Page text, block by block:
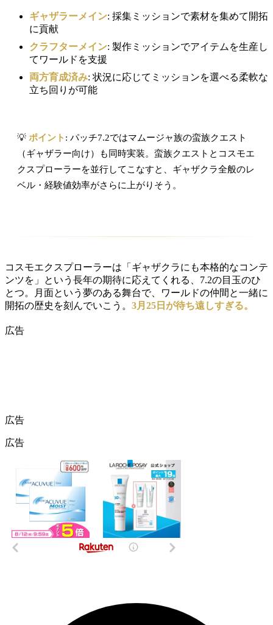
ギャザラーメイン: 採集ミッションで素材を集めて開拓
に貢献
クラフターメイン: 製作ミッションでアイテムを生産し
てワールドを支援
両方育成済み: 状況に応じてミッションを選べる柔軟な
立ち回りが可能
💡 ポイント : パッチ7.2ではマムージャ族の蛮族クエスト
（ギャザラー向け）も同時実装。蛮族クエストとコスモエ
クスプローラーを並行してこなすと、ギャザクラ全般のレ
ベル・経験値効率がさらに上がりそう。
コスモエクスプローラーは「ギャザクラにも本格的なコンテ
ンツを」という長年の期待に応えてくれる、7.2の目玉のひ
とつ。月面という夢のある舞台で、ワールドの仲間と一緒に
開拓の歴史を刻んでいこう。 3月25日が待ち遠しすぎる。
広告
広告
広告